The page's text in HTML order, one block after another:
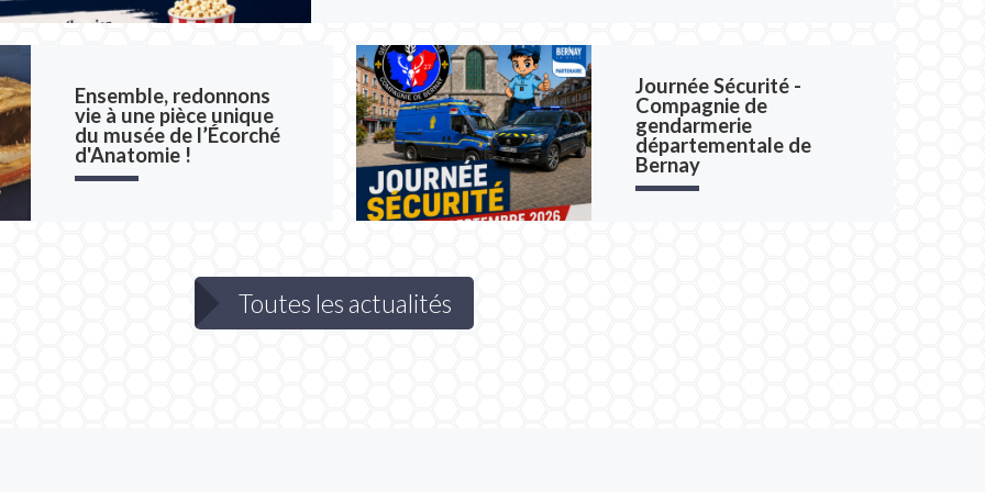
d'Anatomie et la Ville du
lancent, avec le [...]
L'ARTICLE COMPLET
Ensemble, redonnons
vie à une pièce unique
du musée de l’Écorché
d'Anatomie !
Journée Sécurité Samedi 12 septembre 2026 à Bernay
La Compagnie de Gendarmerie [...]
LIRE L'ARTICLE COMPLET
Journée Sécurité -
Compagnie de
gendarmerie
départementale de
Bernay
Toutes les actualités